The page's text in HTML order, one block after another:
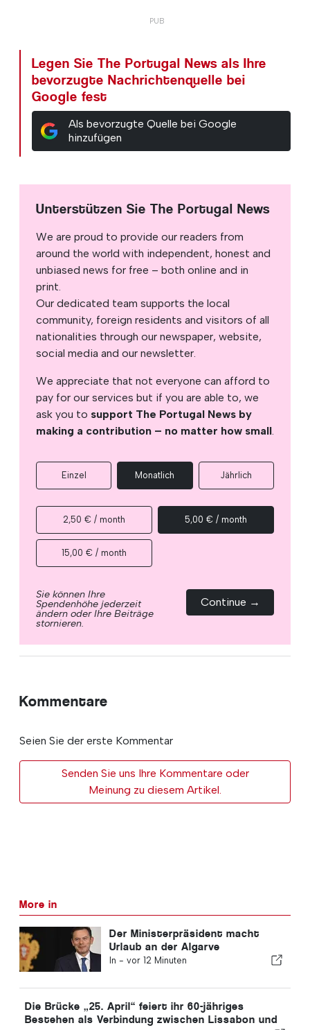
Legen Sie The Portugal News als Ihre
bevorzugte Nachrichtenquelle bei
Google fest
Als bevorzugte Quelle bei Google
hinzufügen
Unterstützen Sie The Portugal News
We are proud to provide our readers from
around the world with independent, honest and
unbiased news for free – both online and in
print.
Our dedicated team supports the local
community, foreign residents and visitors of all
nationalities through our newspaper, website,
social media and our newsletter.
We appreciate that not everyone can afford to
pay for our services but if you are able to, we
ask you to support The Portugal News by
making a contribution – no matter how small.
Einzel Monatlich Jährlich
2,50 € / month 5,00 € / month
15,00 € / month
Sie können Ihre
Spendenhöhe jederzeit
ändern oder Ihre Beiträge
stornieren.
Continue →
Kommentare
Seien Sie der erste Kommentar
Senden Sie uns Ihre Kommentare oder
Meinung zu diesem Artikel.
More in
Der Ministerpräsident macht
Urlaub an der Algarve
In - vor 12 Minuten
Die Brücke „25. April“ feiert ihr 60-jähriges
Bestehen als Verbindung zwischen Lissabon und